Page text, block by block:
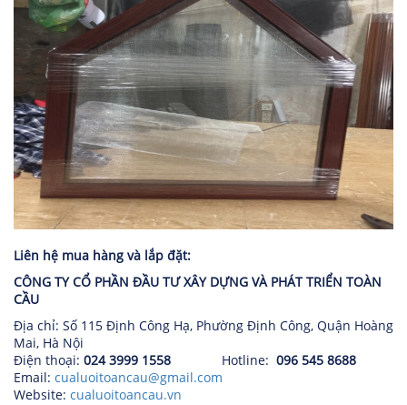
Liên hệ mua hàng và lắp đặt:
CÔNG TY CỔ PHẦN ĐẦU TƯ XÂY DỰNG VÀ PHÁT TRIỂN TOÀN
CẦU
Địa chỉ: Số 115 Định Công Hạ, Phường Định Công, Quận Hoàng
Mai, Hà Nội
Điện thoại: 024 3999 1558 Hotline: 096 545 8688
Email: cualuoitoancau@gmail.com
Website: cualuoitoancau.vn